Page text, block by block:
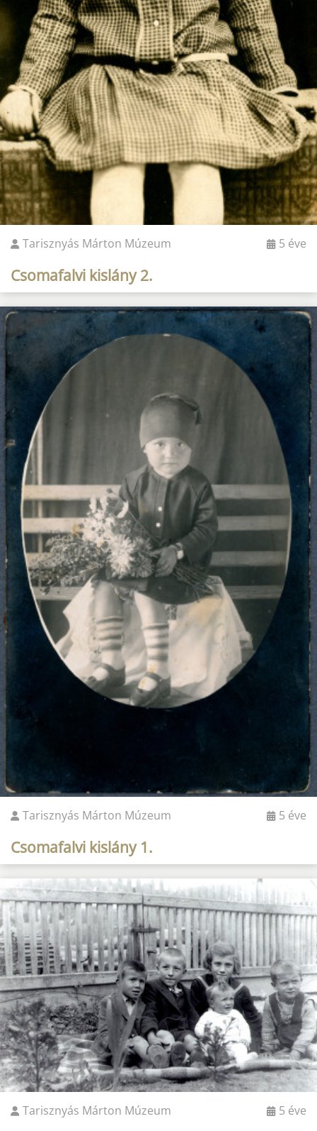
Tarisznyás Márton Múzeum 5 éve
Csomafalvi kislány 2.
Tarisznyás Márton Múzeum 5 éve
Csomafalvi kislány 1.
Tarisznyás Márton Múzeum 5 éve